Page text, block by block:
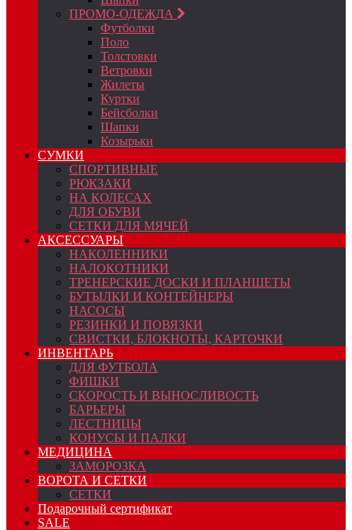
ПРОМО-ОДЕЖДА
Футболки
Поло
Толстовки
Ветровки
Жилеты
Куртки
Бейсболки
Шапки
Козырьки
СУМКИ
СПОРТИВНЫЕ
РЮКЗАКИ
НА КОЛЕСАХ
ДЛЯ ОБУВИ
СЕТКИ ДЛЯ МЯЧЕЙ
АКСЕССУАРЫ
НАКОЛЕННИКИ
НАЛОКОТНИКИ
ТРЕНЕРСКИЕ ДОСКИ И ПЛАНШЕТЫ
БУТЫЛКИ И КОНТЕЙНЕРЫ
НАСОСЫ
РЕЗИНКИ И ПОВЯЗКИ
СВИСТКИ, БЛОКНОТЫ, КАРТОЧКИ
ИНВЕНТАРЬ
ДЛЯ ФУТБОЛА
ФИШКИ
СКОРОСТЬ И ВЫНОСЛИВОСТЬ
БАРЬЕРЫ
ЛЕСТНИЦЫ
КОНУСЫ И ПАЛКИ
МЕДИЦИНА
ЗАМОРОЗКА
ВОРОТА И СЕТКИ
СЕТКИ
Подарочный сертификат
SALE